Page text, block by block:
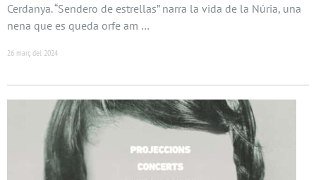
Cerdanya. “Sendero de estrellas” narra la vida de la Núria, una
nena que es queda orfe am …
26 març del 2024